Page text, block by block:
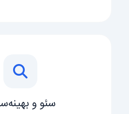
سئو و